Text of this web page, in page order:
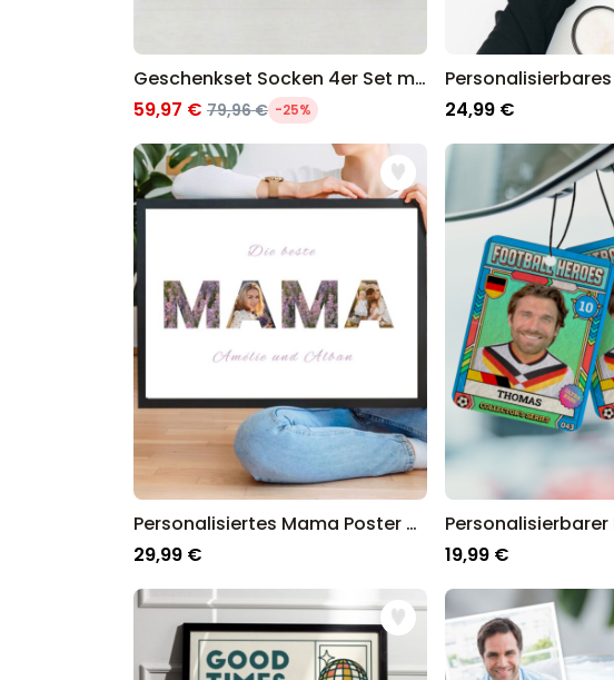
Geschenkset Socken 4er Set mit Gesicht
59,97 € 79,96 € -25%
24,99 €
Personalisiertes Mama Poster mit Buchstaben und Fotos
29,99 €
19,99 €